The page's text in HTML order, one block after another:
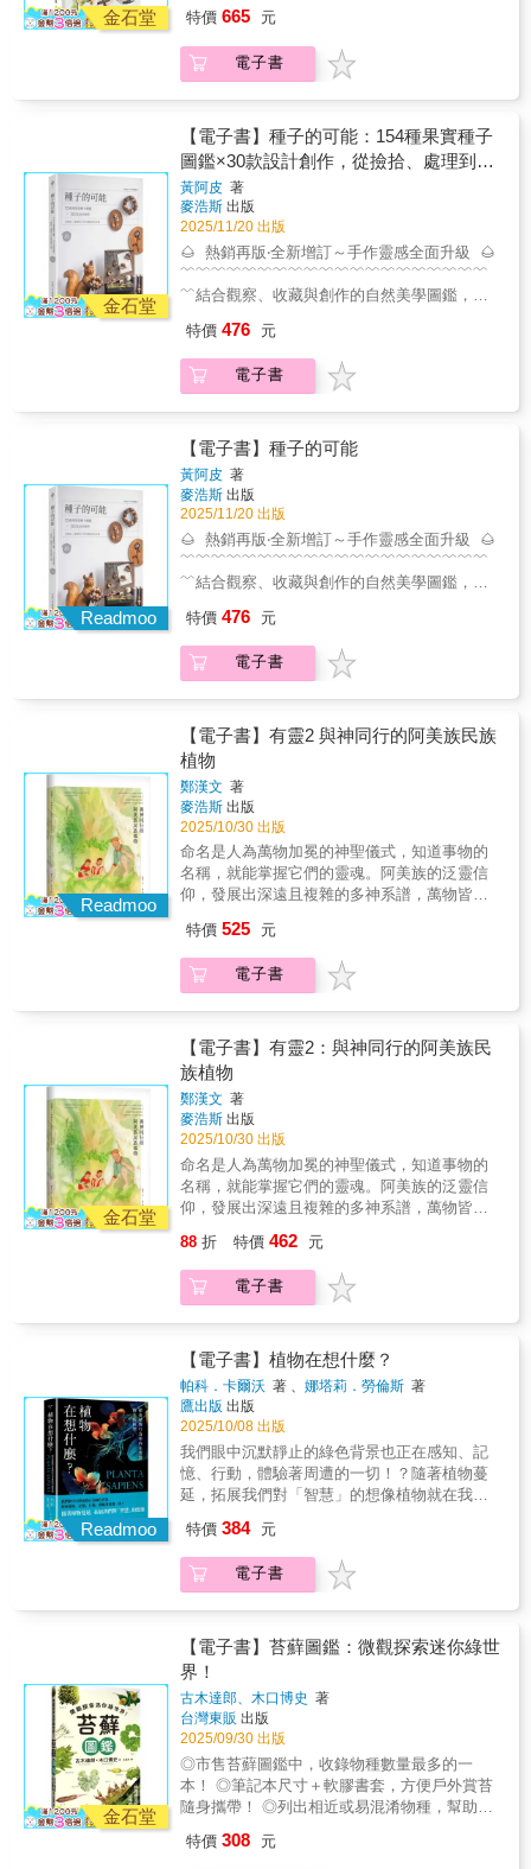
這是一本有關聲音與象徵的力作。讓我們開始
（DJ Spooky） 保羅．米勒（Paul D. Miller）
哈思克有著詩人的耳朵和博物學家的眼睛。他
讓我們重新意識到生命是波瀾壯闊且不斷創新
的奮鬥過程，並鼓勵我們遠離空虛的個人主
義。《樹之歌》提醒我們：人類並非世上唯一
物種。──《國家地理雜誌》作家 尼爾．席亞
（Neil Shea）大衛．哈思克在《樹之歌》中完
成了不可能的任務。他挑選出全球各地的十二
種樹木，以科學家之眼逐一加以探究，然後再
將他的觀察所得化為極富詩意的文字，讓我們
明白這些樹如何與它們周遭的環境與人類互相
連結。──《病毒星球》（A Planet of
Viruses）作者 卡爾．齊默（Carl Zimmer）大
衛．哈思克的文字極其細膩，且具有不凡的洞
見。他聆聽樹木與人類所生存其中、無法逃離
的網絡，讓我們聽見它們的聲音。──橡樹泉花
涵蓋 964 種蕨類植物（含 851種與 113未定
種）。其中部分未定種可能為台灣新紀錄，仍
待日後研究者進一步釐清。本書分為兩冊：從
類名錄》（TPG 2019、2025）為主；屬下物種
依英文字母排序，並與編號及檢索表相互對
若為單一類群，其特徵說明將併入上一階層，
且敘述僅限於台灣出現的種類。每個物種均精
攝，以圖說呈現主要辨識特徵，並依根莖、葉
的順序排列。本書附有平面分布圖與海拔高度
圖，皆根據我建立的1,400條步道名錄資料輸
海拔高度則以最低點與最高點的平均值表示。
這些定點僅供概略參考，仍需後續研究者補充
更精確的紀錄。本書得以完成，仰賴眾多前輩
敬請讀者不吝指正。謹以此書獻給生命中的重
要摯友──牟善傑博士。
期盼台灣蕨類研究能夠更上一層樓。這段文字
的蕨類研究累積更多可用的標本資源。標本保
存是一件耗時又耗力的事，放在家中難免受蟲
害。經牟博士分析與建議後，我決定將標本全
數捐贈予林業試驗所標本館典藏，也因此與林
試所蕨類研究室結下善緣。在邱文良老師溫文
儒雅的帶領下，研究室如同一個互助溫暖的大
家庭，是台灣近年蕨類研究蓬勃發展的重要力
量，培養了許多蕨類學者；因為有研究團隊的
協助和鼓勵，我才能一路走到今天。我以一個
業餘愛好者的角色，將30年來調查的1,400多條
步道名錄、記錄的物種資訊與拍攝的25萬張蕨
類影像整理於本書。全書採用PPG I後續修訂的
涵蓋 964 種蕨類植物（含 851種與 113未定
種）。其中部分未定種可能為台灣新紀錄，仍
待日後研究者進一步釐清。本書分為兩冊：從
類名錄》（TPG 2019、2025）為主；屬下物種
依英文字母排序，並與編號及檢索表相互對
應。為提升閱讀的清晰度與準確性，分類階層
若為單一類群，其特徵說明將併入上一階層，
且敘述僅限於台灣出現的種類。每個物種均精
選4至10餘張照片，生態照片全部為我親自拍
攝，以圖說呈現主要辨識特徵，並依根莖、葉
片、毛被、孢子囊群、生育環境與相似種比較
的順序排列。本書附有平面分布圖與海拔高度
出：平面分布定點取步道起終點的中間位置；
海拔高度則以最低點與最高點的平均值表示。
這些定點僅供概略參考，仍需後續研究者補充
更精確的紀錄。本書得以完成，仰賴眾多前輩
累積的知識與指引。若書中仍有闕漏與錯誤，
敬請讀者不吝指正。謹以此書獻給生命中的重
要摯友──牟善傑博士。
給予指導與協助，讓我養成「走過必留下名
的學習過程也遭遇不少瓶頸，一度萌生放棄之
念。2001年，我遇見了已故的牟善傑博士，改
變了這一切。他無私地協助鑑定標本，對於我
擔心我看不懂英文，還會先替我翻譯。他亦師
亦友的陪伴，重新點燃了我心中將熄的那把
火。牟博士英年早逝，我們之間僅有10餘年的
緣分，至今仍讓人惋惜。為了觀察特徵，我開
始採集蕨類羽片製作標本，最初僅供自己與讀
書會使用。一日偶然獲贈《台灣傑出的蕨類採
集者 王弼昭紀念集 (1953-1992)》，深受他對
蕨類的熱愛所感動。他在與其他老師的書信往
期盼台灣蕨類研究能夠更上一層樓。這段文字
的蕨類研究累積更多可用的標本資源。標本保
存是一件耗時又耗力的事，放在家中難免受蟲
害。經牟博士分析與建議後，我決定將標本全
數捐贈予林業試驗所標本館典藏，也因此與林
試所蕨類研究室結下善緣。在邱文良老師溫文
儒雅的帶領下，研究室如同一個互助溫暖的大
家庭，是台灣近年蕨類研究蓬勃發展的重要力
量，培養了許多蕨類學者；因為有研究團隊的
協助和鼓勵，我才能一路走到今天。我以一個
步道名錄、記錄的物種資訊與拍攝的25萬張蕨
類影像整理於本書。全書採用PPG I後續修訂的
分類系統，共收錄 40 科、31 亞科、154 屬，
涵蓋 964 種蕨類植物（含 851種與 113未定
種）。其中部分未定種可能為台灣新紀錄，仍
水龍骨科的 12科為一冊。學名依最新《台灣蕨
類名錄》（TPG 2019、2025）為主；屬下物種
依英文字母排序，並與編號及檢索表相互對
應。為提升閱讀的清晰度與準確性，分類階層
若為單一類群，其特徵說明將併入上一階層，
且敘述僅限於台灣出現的種類。每個物種均精
選4至10餘張照片，生態照片全部為我親自拍
攝，以圖說呈現主要辨識特徵，並依根莖、葉
片、毛被、孢子囊群、生育環境與相似種比較
的順序排列。本書附有平面分布圖與海拔高度
出：平面分布定點取步道起終點的中間位置；
海拔高度則以最低點與最高點的平均值表示。
這些定點僅供概略參考，仍需後續研究者補充
更精確的紀錄。本書得以完成，仰賴眾多前輩
累積的知識與指引。若書中仍有闕漏與錯誤，
敬請讀者不吝指正。謹以此書獻給生命中的重
要摯友──牟善傑博士。
蕨類，仍不知道什麼是「檢索表」。回想起
來，那是一段既困難又有趣的歷程。或許是自
幼生長在四面環山的鄉間，植物無所不在，耳
濡目染之下，培養出對植物的高度敏感，讓我
有幸成為陽明山國家公園的解說志工。10年
間，除了值勤，也和夥伴們在山林間學習、探
索，這段日子為往後的研究奠定了厚實基礎。
1999年自然步道協會成立，理事長林俶圭老師
開設了蕨類入門課程，我才真正認識到系統化
的學習方式。其後我擔任協會蕨類小組組長，
與大家一起出野外、辦讀書會，逐步建立起完
鑑與網路資源，所幸有郭城孟老師與其研究室
給予指導與協助，讓我養成「走過必留下名
錄」的習慣，也才有本書的分布圖。然而，我
的學習過程也遭遇不少瓶頸，一度萌生放棄之
念。2001年，我遇見了已故的牟善傑博士，改
變了這一切。他無私地協助鑑定標本，對於我
擔心我看不懂英文，還會先替我翻譯。他亦師
亦友的陪伴，重新點燃了我心中將熄的那把
火。牟博士英年早逝，我們之間僅有10餘年的
緣分，至今仍讓人惋惜。為了觀察特徵，我開
始採集蕨類羽片製作標本，最初僅供自己與讀
書會使用。一日偶然獲贈《台灣傑出的蕨類採
集者 王弼昭紀念集 (1953-1992)》，深受他對
來中提到「標本是研究最重要的基礎」，殷切
期盼台灣蕨類研究能夠更上一層樓。這段文字
深深觸動了我，使我默默立下心願，想為台灣
的蕨類研究累積更多可用的標本資源。標本保
害。經牟博士分析與建議後，我決定將標本全
數捐贈予林業試驗所標本館典藏，也因此與林
試所蕨類研究室結下善緣。在邱文良老師溫文
儒雅的帶領下，研究室如同一個互助溫暖的大
家庭，是台灣近年蕨類研究蓬勃發展的重要力
量，培養了許多蕨類學者；因為有研究團隊的
協助和鼓勵，我才能一路走到今天。我以一個
業餘愛好者的角色，將30年來調查的1,400多條
步道名錄、記錄的物種資訊與拍攝的25萬張蕨
類影像整理於本書。全書採用PPG I後續修訂的
分類系統，共收錄 40 科、31 亞科、154 屬，
涵蓋 964 種蕨類植物（含 851種與 113未定
種）。其中部分未定種可能為台灣新紀錄，仍
水龍骨科的 12科為一冊。學名依最新《台灣蕨
類名錄》（TPG 2019、2025）為主；屬下物種
依英文字母排序，並與編號及檢索表相互對
應。為提升閱讀的清晰度與準確性，分類階層
若為單一類群，其特徵說明將併入上一階層，
且敘述僅限於台灣出現的種類。每個物種均精
選4至10餘張照片，生態照片全部為我親自拍
攝，以圖說呈現主要辨識特徵，並依根莖、葉
片、毛被、孢子囊群、生育環境與相似種比較
的順序排列。本書附有平面分布圖與海拔高度
出：平面分布定點取步道起終點的中間位置；
海拔高度則以最低點與最高點的平均值表示。
這些定點僅供概略參考，仍需後續研究者補充
更精確的紀錄。本書得以完成，仰賴眾多前輩
累積的知識與指引。若書中仍有闕漏與錯誤，
敬請讀者不吝指正。謹以此書獻給生命中的重
要摯友──牟善傑博士。
金石堂
間的關係。本書為2012年出版《臺灣民族植物
圖鑑》的增訂版，新版本中收錄了全臺269種民
族植物。全書依照新的分類系統作架構調整，
錄臺灣 269種民族植物收錄全臺269種常見民族
植物，除了介紹它們的形態特徵、地理分布及
生長習性外，還詳述有關食用、藥用、服飾、
建築、童玩、醫藥、宗教信仰等應用方式，以
及近似種比較等內容。◎瞭解先民對於植物資
源的運用智慧端午時節，漢人取菖蒲與艾草懸
掛於門旁，用以驅蟲、淨身；閩南人與賽夏族
血；澤蘭、檳榔與香蕉葉為西拉雅族人祭祀與
信仰的民族植物，具有獨特的精神與歷史意
的生態智慧。
特價 665 元
電子書
金石堂
【電子書】種子的可能：154種果實種子
圖鑑×30款設計創作，從撿拾、處理到手
作的創造再生計畫
黃阿皮 著
麥浩斯 出版
2025/11/20 出版
🌰 熱銷再版‧全新增訂～手作靈感全面升級 🌰
﹌﹌﹌﹌﹌﹌﹌﹌﹌﹌﹌﹌﹌﹌﹌﹌﹌﹌﹌﹌
﹌結合觀察、收藏與創作的自然美學圖鑑，從
禮化為獨一無二的飾物，讓果實種子的美好以
另一種形式再生。臺灣獨特的地形氣候，孕育
出無數奇異又迷人的果實與種子，而且在我們
寶，只要經過適當的乾燥處理，就能成為可收
藏、可創作的自然素材。 本書從觀賞創作的角
度，選錄臺灣在地154種常見且適合收藏的果實
種子，逐一介紹其外型特色、拾獲季節，以及
清潔乾燥方式—水洗／水煮、曝曬／風乾／烘
烤／冷藏等處理經驗分享，讓拾回的種子都能
被妥善收藏，減少長蟲發霉的可能；並透過42
件果實種子作品實作教學（含全新增訂12
款），讓大家都能親手完成美麗飾品與家飾。
▎本書特色◆ 154 種 x 257 張果實種子原寸圖
鑑──精準呈現果實種子的真實尺寸與細節特
徵。◆ 30 款經典原創＋12 款全新創作──從簡
種子的創作廣度與應用潛力。◆ 90 個舉一反三
的延伸應用──激盪更多果實種子的創作想像。
◆ 18 種採集清潔保養工具介紹──使用家用常
見小工具即可輕鬆處理。◆ 16 種手作工具介紹
──備妥基礎工具即可入門手作。◆ 40 種手作
五金配件素材介紹──打造與果實種子速配的異
質組合。◆ 12 個基礎創作技法示範──學習打
磨、切割、雕刻技巧，上手之後用途廣泛。◆
價值及設計感的關鍵。▎適用對象✓ 果實與種
子愛好者──對果實種子充滿好奇，想知道哪裡
可以撿拾、哪些種類適合收藏觀賞或創作。✓
處理。✓ 自然系手作愛好者──想嘗試用果實種
子創作，但不確定該準備哪些工具材料，也不
知道怎麼開始。✓ 進階創作者與設計工作者──
已具備基礎技法，想挑戰更具設計感的飾品與
複合媒材搭配。✓ 自然教育、工藝課程推廣者
──透過手作活動讓學員、孩子以拾獲素材轉化
為再生創作，實踐環保與永續理念。＜作者序
＞怎麼開始的？小時候第一次去了嚮往已久的
海邊玩，結果在沙灘上找貝殼花的時間，比看
海的時間多好多 ⋯⋯高中時看著地圖尋找傳說
種興奮的心情還記憶猶新 ⋯⋯每次收集或購買
材料總是相信「總有一天用得到」⋯⋯長大後
才知道這是所謂的收集癖。從學生時期就喜歡
工製版的流行飾品設計師為業。後來發現要成
立獨樹一格的品牌，從眾多的飾品創作族群中
脫穎而出相當困難，並且對市面上常見的素材
逐漸麻痺。在一次友人安排的旅行中造訪台南
的「千畦種籽館」，對於館內種子收藏的種類
數量大為驚豔：原來臺灣這片土地孕育種類如
此豐富的果實種子，並可以乾燥收藏甚至用於
撿種子之路，收集果實種子、花萼、苞片等木
質化可乾燥收藏的部位，到手之後學習辨識、
乾燥處理、實驗材質特性，並觀察成熟期和乾
燥前後的時間變化差異性，根據每一種類的特
漸踏上這一條不歸路。撿拾、創造再生專屬於
自己的一趟旅行、一段事件，除了照片、化為
隻字片語的回憶，是否還能用其他方式被保留
下來？那就是撿拾物。無論它是石頭、貝殼、
碎片等任何形式，一旦參與故事其中，就是對
自己最有意義的，並且無可取代。仔細端詳撿
拾來的果實種子，有些像花，有些造型別緻，
有些花紋特殊，有些呈現珠寶般鮮豔的色
澤……乾燥後放入透明瓶罐，就成為自然獨特
的擺飾；揀選精巧堅硬的種子加工做成飾品，
草木孕育的寶石，耐看不造作。臺灣得天獨厚
特價 476 元
電子書
Readmoo
【電子書】種子的可能
黃阿皮 著
麥浩斯 出版
2025/11/20 出版
🌰 熱銷再版‧全新增訂～手作靈感全面升級 🌰
﹌﹌﹌﹌﹌﹌﹌﹌﹌﹌﹌﹌﹌﹌﹌﹌﹌﹌﹌﹌
﹌結合觀察、收藏與創作的自然美學圖鑑，從
禮化為獨一無二的飾物，讓果實種子的美好以
另一種形式再生。臺灣獨特的地形氣候，孕育
出無數奇異又迷人的果實與種子，而且在我們
寶，只要經過適當的乾燥處理，就能成為可收
藏、可創作的自然素材。 本書從觀賞創作的角
度，選錄臺灣在地154種常見且適合收藏的果實
種子，逐一介紹其外型特色、拾獲季節，以及
清潔乾燥方式—水洗／水煮、曝曬／風乾／烘
烤／冷藏等處理經驗分享，讓拾回的種子都能
被妥善收藏，減少長蟲發霉的可能；並透過42
件果實種子作品實作教學（含全新增訂12
款），讓大家都能親手完成美麗飾品與家飾。
一起展開屬於你的「果實種子再生計畫」吧！
鑑──精準呈現果實種子的真實尺寸與細節特
徵。◆ 30 款經典原創＋12 款全新創作──從簡
約日常飾品到立體裝置的詳細教學，展現果實
的延伸應用──激盪更多果實種子的創作想像。
◆ 18 種採集清潔保養工具介紹──使用家用常
見小工具即可輕鬆處理。◆ 16 種手作工具介紹
──備妥基礎工具即可入門手作。◆ 40 種手作
五金配件素材介紹──打造與果實種子速配的異
質組合。◆ 12 個基礎創作技法示範──學習打
磨、切割、雕刻技巧，上手之後用途廣泛。◆
10 個基礎設計概念分享──掌握讓作品兼具實用
子愛好者──對果實種子充滿好奇，想知道哪裡
可以撿拾、哪些種類適合收藏觀賞或創作。✓
收藏保存新手──撿到果實種子想要保存，有些
放著卻裂開了、甚至發霉、長蟲，不知該如何
處理。✓ 自然系手作愛好者──想嘗試用果實種
子創作，但不確定該準備哪些工具材料，也不
知道怎麼開始。✓ 進階創作者與設計工作者──
已具備基礎技法，想挑戰更具設計感的飾品與
複合媒材搭配。✓ 自然教育、工藝課程推廣者
──透過手作活動讓學員、孩子以拾獲素材轉化
為再生創作，實踐環保與永續理念。＜作者序
＞怎麼開始的？小時候第一次去了嚮往已久的
海邊玩，結果在沙灘上找貝殼花的時間，比看
海的時間多好多 ⋯⋯高中時看著地圖尋找傳說
種興奮的心情還記憶猶新 ⋯⋯每次收集或購買
材料總是相信「總有一天用得到」⋯⋯長大後
才知道這是所謂的收集癖。從學生時期就喜歡
工製版的流行飾品設計師為業。後來發現要成
立獨樹一格的品牌，從眾多的飾品創作族群中
脫穎而出相當困難，並且對市面上常見的素材
逐漸麻痺。在一次友人安排的旅行中造訪台南
的「千畦種籽館」，對於館內種子收藏的種類
數量大為驚豔：原來臺灣這片土地孕育種類如
此豐富的果實種子，並可以乾燥收藏甚至用於
創作。於是從毫無植物學習背景的條件下開始
質化可乾燥收藏的部位，到手之後學習辨識、
特價 476 元
電子書
Readmoo
【電子書】有靈2 與神同行的阿美族民族
植物
鄭漢文 著
麥浩斯 出版
2025/10/30 出版
命名是人為萬物加冕的神聖儀式，知道事物的
名稱，就能掌握它們的靈魂。阿美族的泛靈信
仰，發展出深遠且複雜的多神系譜，萬物皆有
教的情感來說，自然是一個巨大的社會──由眾
多生命組成的社會。對阿美族而言，植物由神
靈創化並受到不同的神明呵護，例如檳榔是
能力，甚至各類植物各有專屬神靈，負責其生
長與豐收。植物是物質的存在，更是文化與精
神、信仰的具象。在傳統社會中，語詞的力量
來自於神聖化的命名，命名則讓天地神人透過
植物，以「誰」（who）的姿態現身，而不是以
「什麼」（what）的形態呈現給自己。「誰」
與「什麼」相比，更能根本性顯現出阿美族人
看待世界的整體性。全書以名字貫穿各個章
節。命名是對植物的標記，也是對其靈魂的召
喚。理解它們的名字，也就理解其自然形態，
會結構與日常生活。 一旦植物的名字被遺忘，
其靈魂便難以再與人產生共鳴。當植物的命名
被我們了解時，名字一如靈魂，已然融入了人
意識到內在心靈的喜悅和肉體的疼痛，並回應
生命作為祝福或犧牲的意義。本書以價值體
係、神話信仰、祭儀禁忌、符號實踐的文化五
大元素，作為書寫鋪排。以神靈的植掌、植物
與神話傳說、植物與祭儀、植物與名字開展，
並在最後章節植物介紹中，一一列出阿美族俗
名，用語言符號呼應宗教、生活與日常實踐，
物的奧祕與使命便得以展現。讓日常語言自身
發聲，體會神靈如何賦予植物生命，以及植物
又如何透過它們的名字和人類對話。本書特色
係。本書特色2.無論族群如何擴散遷徙，每一
種阿美族植物俗名皆與自然物密不可分。當名
字被說出，記憶將被召喚，連結植物外形、特
徵、語音和語意，展現人、地、物密不可分的
關係。本書特色3.鄭漢文校長走入部落，汲取
珍貴傳統知識，透過豐富案例，記錄植物如何
深植於阿美族的信仰、祭儀、社會結構與日常
生活。呈現阿美族感知、回應和思考世界的方
式，猶如閱讀一部深邃而廣博的民族誌。
特價 525 元
電子書
金石堂
【電子書】有靈2：與神同行的阿美族民
族植物
鄭漢文 著
麥浩斯 出版
2025/10/30 出版
命名是人為萬物加冕的神聖儀式，知道事物的
名稱，就能掌握它們的靈魂。阿美族的泛靈信
仰，發展出深遠且複雜的多神系譜，萬物皆有
教的情感來說，自然是一個巨大的社會──由眾
多生命組成的社會。對阿美族而言，植物由神
靈創化並受到不同的神明呵護，例如檳榔是
能力，甚至各類植物各有專屬神靈，負責其生
長與豐收。植物是物質的存在，更是文化與精
神、信仰的具象。在傳統社會中，語詞的力量
來自於神聖化的命名，命名則讓天地神人透過
植物，以「誰」（who）的姿態現身，而不是以
「什麼」（what）的形態呈現給自己。「誰」
與「什麼」相比，更能根本性顯現出阿美族人
看待世界的整體性。全書以名字貫穿各個章
節。命名是對植物的標記，也是對其靈魂的召
以及植物如何深植於阿美族的信仰、祭儀、社
會結構與日常生活。 一旦植物的名字被遺忘，
其靈魂便難以再與人產生共鳴。當植物的命名
被我們了解時，名字一如靈魂，已然融入了人
的生命。當我們對待或運用植物時，也會因此
意識到內在心靈的喜悅和肉體的疼痛，並回應
生命作為祝福或犧牲的意義。本書以價值體
係、神話信仰、祭儀禁忌、符號實踐的文化五
大元素，作為書寫鋪排。以神靈的植掌、植物
與神話傳說、植物與祭儀、植物與名字開展，
並在最後章節植物介紹中，一一列出阿美族俗
名，用語言符號呼應宗教、生活與日常實踐，
物的奧祕與使命便得以展現。讓日常語言自身
88 折 特價 462 元
電子書
Readmoo
【電子書】植物在想什麼？
帕科．卡爾沃 著 、娜塔莉．勞倫斯 著
鷹出版 出版
2025/10/08 出版
我們眼中沉默靜止的綠色背景也正在感知、記
憶、行動，體驗著周遭的一切！？隨著植物蔓
延，拓展我們對「智慧」的想像植物就在我們
木、甚至慵懶的存在。因為我們看不見植物的
驚人之舉，更沒意識到它們也有自己的內在世
界…… ☘ 植物可以被麻醉，意思是植
含羞草閉合的時間，關係到它的飢餓程度以及
「性格」？ ☘ 比起植物，人們更容易
相信章魚有「意識」。但如果是魚、珊瑚或單
細胞生物呢？ ☘ 如果植物也會感到
「痛苦」，是否也需要關心植物倫理？認知科
學家和生物哲學家卡爾沃提出了這個衝擊常識
的假設：「植物感知著周遭一切，擁有智慧，
甚至具有意識。」為了揭開植物隱藏的內在世
界，卡爾沃帶我們麻醉含羞草，緊盯旋轉枝條
的菜豆，探索飛行員與蜜蜂的感知，甚至冒險
特價 384 元
電子書
金石堂
【電子書】苔蘚圖鑑：微觀探索迷你綠世
界！
古木達郎、木口博史 著
台灣東販 出版
2025/09/30 出版
◎市售苔蘚圖鑑中，收錄物種數量最多的一
本！ ◎筆記本尺寸＋軟膠書套，方便戶外賞苔
隨身攜帶！ ◎列出相近或易混淆物種，幫助辨
細胞特徵，辨識棲息於都市到山地的430種苔、
特價 308 元